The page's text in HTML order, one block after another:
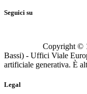
Seguici su
Copyright ©
Bassi) - Uffici Viale
artificiale generativa. È
Legal